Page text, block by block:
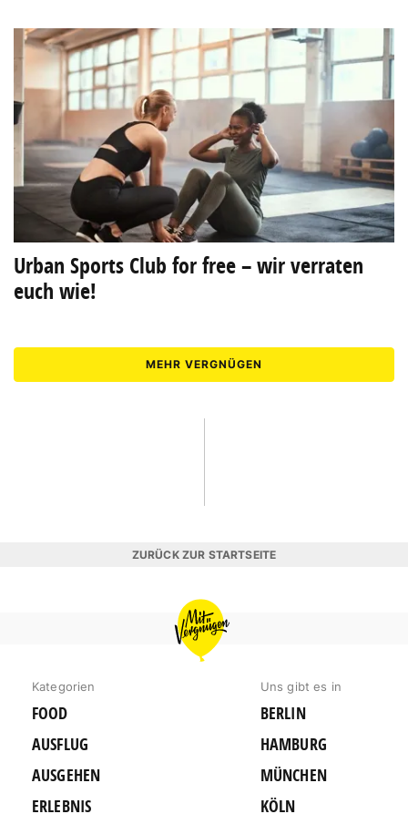
Urban Sports Club for free – wir verraten
euch wie!
MEHR VERGNÜGEN
ZURÜCK ZUR STARTSEITE
MIT
VERGNÜGEN
KÖLN
Kategorien
FOOD
AUSFLUG
AUSGEHEN
ERLEBNIS
Uns gibt es in
BERLIN
HAMBURG
MÜNCHEN
KÖLN